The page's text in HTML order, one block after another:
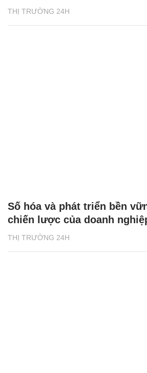
THỊ TRƯỜNG 24H
THỊ TRƯỜNG 24H
Số hóa và phát triển bền
chiến lược của doanh